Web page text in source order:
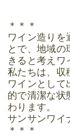
＊＊＊
ワイン造りを
とで、地域の
きると考えワ
私たちは、収
ワインとして
的で清潔な状
わります。
サンサンワイ
＊＊＊